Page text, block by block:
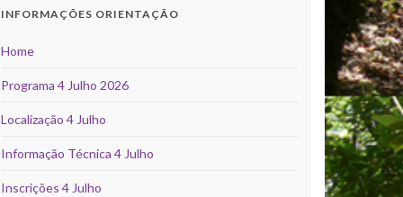
INFORMAÇÕES ORIENTAÇÃO
Home
Programa 4 Julho 2026
Localização 4 Julho
Informação Técnica 4 Julho
Inscrições 4 Julho